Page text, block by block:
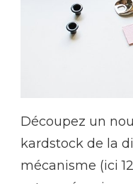
Découpez un
kardstock de la
mécanisme (ici